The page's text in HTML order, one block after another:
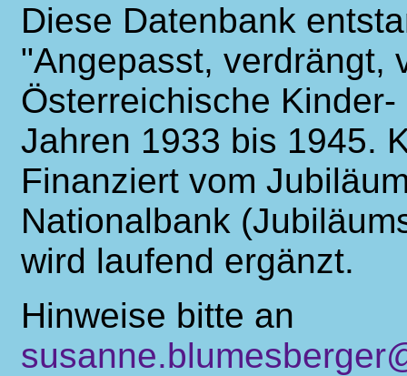
Diese Datenbank
"Angepasst, verdrängt,
Österreichische
Jahren 1933 bis 1945.
Finanziert vom
Nationalbank
wird laufend ergänzt.
Hinweise bitte an